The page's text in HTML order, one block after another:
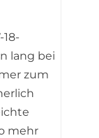
lang bei
zum
mehr